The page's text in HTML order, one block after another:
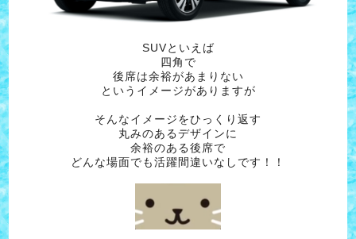
SUVといえば
四角で
後席は余裕があまりない
というイメージがありますが
そんなイメージをひっくり返す
丸みのあるデザインに
余裕のある後席で
どんな場面でも活躍間違いなしです！！